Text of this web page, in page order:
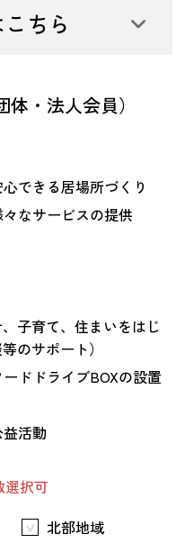
登録
会福祉協議会HP）
ちら
・法人会員）
できる居場所づくり
なサービスの提供
子育て、住まいをはじ
のサポート）
ドドライブBOXの設置
活動
択可
北部地域